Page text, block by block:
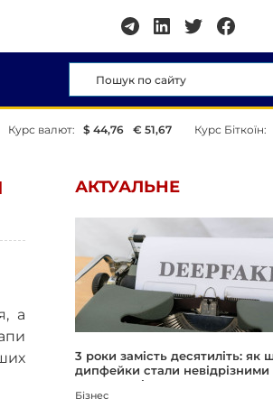
Курс валют: $ 44,76 € 51,67 Курс Біткоїн:
а
АКТУАЛЬНЕ
3 роки замість десятиліть: як
дипфейки стали невідрізними
реальності
Бізнес